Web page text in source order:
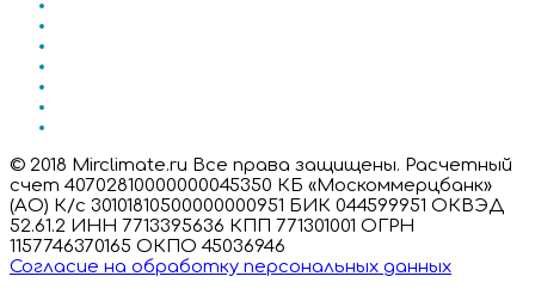
© 2018 Mirclimate.ru Все права защищены. Расчетный
счет 40702810000000045350 КБ «Москоммерцбанк»
(АО) К/с 30101810500000000951 БИК 044599951 ОКВЭД
52.61.2 ИНН 7713395636 КПП 771301001 ОГРН
1157746370165 ОКПО 45036946
Согласие на обработку персональных данных